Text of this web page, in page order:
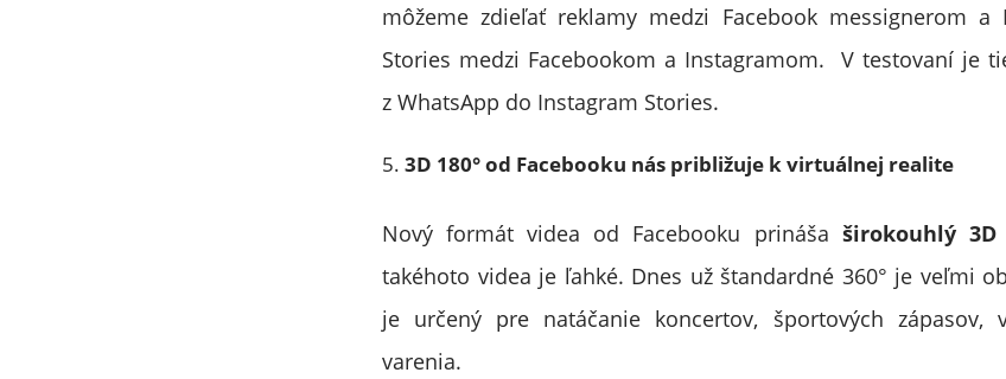
môžeme zdieľať reklamy medzi Facebook messignerom a
Stories medzi Facebookom a Instagramom. V testovaní je
z WhatsApp do Instagram Stories.
3D 180° od Facebooku nás približuje k virtuálnej realite
Nový formát videa od Facebooku prináša širokouhlý 3D
takéhoto videa je ľahké. Dnes už štandardné 360° je veľmi
je určený pre natáčanie koncertov, športových zápasov,
varenia.